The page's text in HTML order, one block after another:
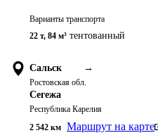
Варианты транспорта
22 т, 84 м³ тентованный
Сальск →
Ростовская обл.
Сегежа
Республика Карелия
2 542 км Маршрут на карте